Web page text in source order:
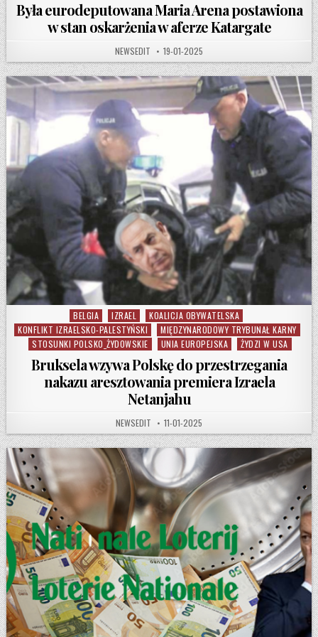
Była eurodeputowana Maria Arena postawiona
w stan oskarżenia w aferze Katargate
AUTHOR:
NEWSEDIT PUBLISHED DATE:
19-01-2025
Posted in
BELGIA IZRAEL
KOALICJA OBYWATELSKA
KONFLIKT IZRAELSKO-PALESTYŃSKI
MIĘDZYNARODOWY TRYBUNAŁ KARNY
STOSUNKI POLSKO_ŻYDOWSKIE
UNIA EUROPEJSKA ŻYDZI W USA
Bruksela wzywa Polskę do przestrzegania
nakazu aresztowania premiera Izraela
Netanjahu
AUTHOR:
NEWSEDIT PUBLISHED DATE:
11-01-2025